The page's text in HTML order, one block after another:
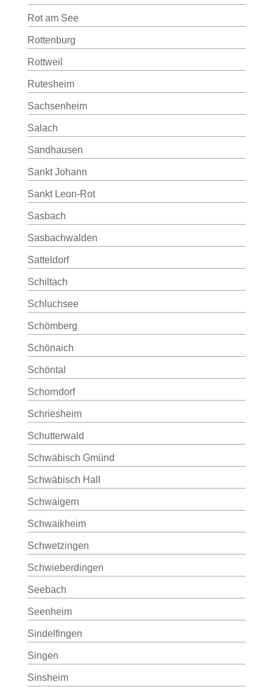
Rot am See
Rottenburg
Rottweil
Rutesheim
Sachsenheim
Salach
Sandhausen
Sankt Johann
Sankt Leon-Rot
Sasbach
Sasbachwalden
Satteldorf
Schiltach
Schluchsee
Schömberg
Schönaich
Schöntal
Schorndorf
Schriesheim
Schutterwald
Schwäbisch Gmünd
Schwäbisch Hall
Schwaigern
Schwaikheim
Schwetzingen
Schwieberdingen
Seebach
Seenheim
Sindelfingen
Singen
Sinsheim